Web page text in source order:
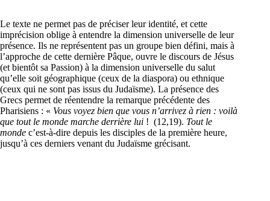
Le texte ne permet pas de préciser leur identité, et cette
imprécision oblige à entendre la dimension universelle de leur
présence. Ils ne représentent pas un groupe bien défini, mais à
l’approche de cette dernière Pâque, ouvre le discours de Jésus
(et bientôt sa Passion) à la dimension universelle du salut
qu’elle soit géographique (ceux de la diaspora) ou ethnique
(ceux qui ne sont pas issus du Judaïsme). La présence des
Grecs permet de réentendre la remarque précédente des
Pharisiens : « Vous voyez bien que vous n’arrivez à rien : voilà
que tout le monde marche derrière lui ! (12,19). Tout le
monde c’est-à-dire depuis les disciples de la première heure,
jusqu’à ces derniers venant du Judaïsme grécisant.